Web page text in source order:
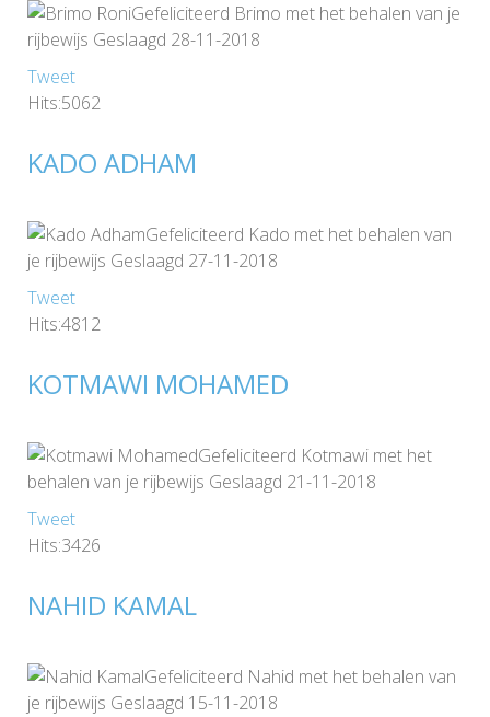
Gefeliciteerd Brimo met het behalen van je
rijbewijs Geslaagd 28-11-2018
Tweet
Hits:5062
KADO ADHAM
Gefeliciteerd Kado met het behalen van
je rijbewijs Geslaagd 27-11-2018
Tweet
Hits:4812
KOTMAWI MOHAMED
Gefeliciteerd Kotmawi met het
behalen van je rijbewijs Geslaagd 21-11-2018
Tweet
Hits:3426
NAHID KAMAL
Gefeliciteerd Nahid met het behalen van
je rijbewijs Geslaagd 15-11-2018